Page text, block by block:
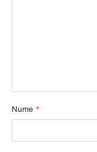
Nume *